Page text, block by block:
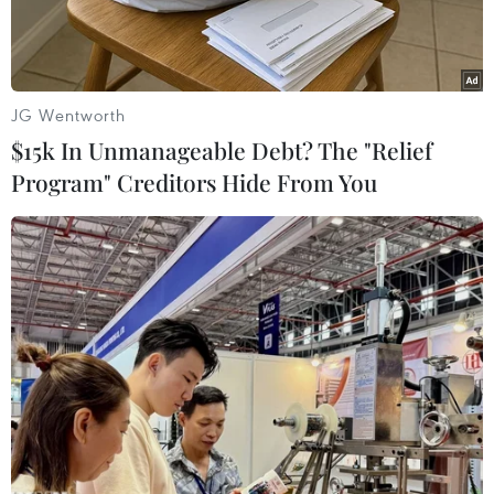
Công nhân đang được cấp cứu tại Bệnh viện Đa khoa Minh
Thiện ngày 28/10. (Ảnh: Đỗ Trưởng/TTXVN)
Trước sự việc trong 2 ngày 27-28/10, nhiều công
nhân của Công ty Trách nhiệm hữu hạn một
thành viên Panko Tam Thăng (Công ty dệt may
Panko Tam Thăng) ở khu công nghiệp Tam
Thăng, thành phố Tam Kỳ, tỉnh Quảng Nam bị
JG Wentworth
$15k In Unmanageable Debt? The "Relief
Program" Creditors Hide From You